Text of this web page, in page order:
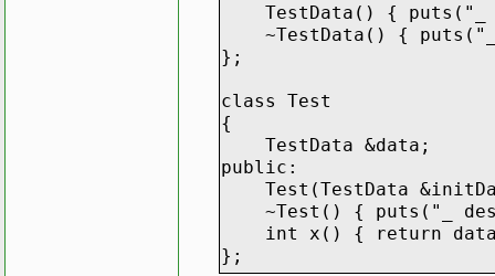
TestData() { puts("_
~TestData() {
};
class Test
{
TestData &data;
public:
Test(TestData
~Test() { puts("_
int x() { return
};